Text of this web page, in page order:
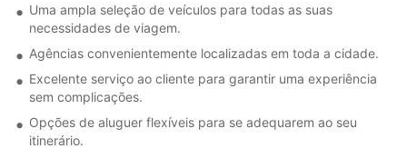
Uma ampla seleção de veículos para todas as suas
necessidades de viagem.
Agências convenientemente localizadas em toda a cidade.
Excelente serviço ao cliente para garantir uma experiência
sem complicações.
Opções de aluguer flexíveis para se adequarem ao seu
itinerário.